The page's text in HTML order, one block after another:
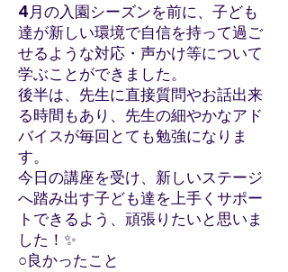
4月の入園シーズンを前に、子ども
達が新しい環境で自信を持って過ご
せるような対応・声かけ等について
学ぶことができました。
後半は、先生に直接質問やお話出来
る時間もあり、先生の細やかなアド
バイスが毎回とても勉強になりま
す。
今日の講座を受け、新しいステージ
へ踏み出す子ども達を上手くサポー
トできるよう、頑張りたいと思いま
した！✨
○良かったこと